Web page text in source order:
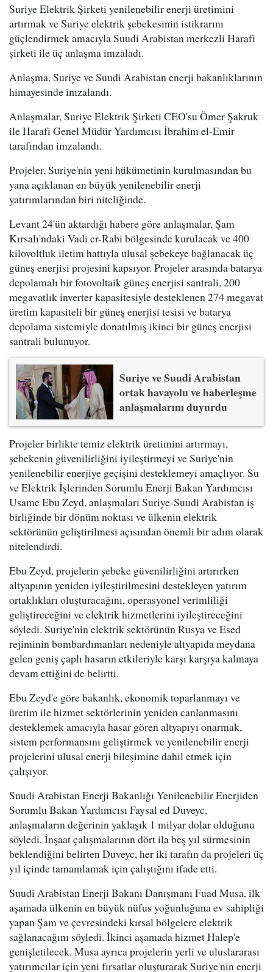
Suriye Elektrik Şirketi yenilenebilir enerji üretimini
artırmak ve Suriye elektrik şebekesinin istikrarını
güçlendirmek amacıyla Suudi Arabistan merkezli Harafi
şirketi ile üç anlaşma imzaladı.
Anlaşma, Suriye ve Suudi Arabistan enerji bakanlıklarının
himayesinde imzalandı.
Anlaşmalar, Suriye Elektrik Şirketi CEO'su Ömer Şakruk
ile Harafi Genel Müdür Yardımcısı İbrahim el-Emir
tarafından imzalandı.
Projeler, Suriye'nin yeni hükümetinin kurulmasından bu
yana açıklanan en büyük yenilenebilir enerji
yatırımlarından biri niteliğinde.
Levant 24'ün aktardığı habere göre anlaşmalar, Şam
Kırsalı'ndaki Vadi er-Rabi bölgesinde kurulacak ve 400
kilovoltluk iletim hattıyla ulusal şebekeye bağlanacak üç
güneş enerjisi projesini kapsıyor. Projeler arasında batarya
depolamalı bir fotovoltaik güneş enerjisi santrali, 200
megavatlık inverter kapasitesiyle desteklenen 274 megavat
üretim kapasiteli bir güneş enerjisi tesisi ve batarya
depolama sistemiyle donatılmış ikinci bir güneş enerjisi
santrali bulunuyor.
Suriye ve Suudi Arabistan
ortak havayolu ve haberleşme
anlaşmalarını duyurdu
Projeler birlikte temiz elektrik üretimini artırmayı,
şebekenin güvenilirliğini iyileştirmeyi ve Suriye'nin
yenilenebilir enerjiye geçişini desteklemeyi amaçlıyor. Su
ve Elektrik İşlerinden Sorumlu Enerji Bakan Yardımcısı
Usame Ebu Zeyd, anlaşmaları Suriye-Suudi Arabistan iş
birliğinde bir dönüm noktası ve ülkenin elektrik
sektörünün geliştirilmesi açısından önemli bir adım olarak
nitelendirdi.
Ebu Zeyd, projelerin şebeke güvenilirliğini artırırken
altyapının yeniden iyileştirilmesini destekleyen yatırım
ortaklıkları oluşturacağını, operasyonel verimliliği
geliştireceğini ve elektrik hizmetlerini iyileştireceğini
söyledi. Suriye'nin elektrik sektörünün Rusya ve Esed
rejiminin bombardımanları nedeniyle altyapıda meydana
gelen geniş çaplı hasarın etkileriyle karşı karşıya kalmaya
devam ettiğini de belirtti.
Ebu Zeyd'e göre bakanlık, ekonomik toparlanmayı ve
üretim ile hizmet sektörlerinin yeniden canlanmasını
desteklemek amacıyla hasar gören altyapıyı onarmak,
sistem performansını geliştirmek ve yenilenebilir enerji
projelerini ulusal enerji bileşimine dahil etmek için
çalışıyor.
Suudi Arabistan Enerji Bakanlığı Yenilenebilir Enerjiden
Sorumlu Bakan Yardımcısı Faysal ed Duveyc,
anlaşmaların değerinin yaklaşık 1 milyar dolar olduğunu
söyledi. İnşaat çalışmalarının dört ila beş yıl sürmesinin
beklendiğini belirten Duveyc, her iki tarafın da projeleri üç
yıl içinde tamamlamak için çalıştığını ifade etti.
Suudi Arabistan Enerji Bakanı Danışmanı Fuad Musa, ilk
aşamada ülkenin en büyük nüfus yoğunluğuna ev sahipliği
yapan Şam ve çevresindeki kırsal bölgelere elektrik
sağlanacağını söyledi. İkinci aşamada hizmet Halep'e
genişletilecek. Musa ayrıca projelerin yerli ve uluslararası
yatırımcılar için yeni fırsatlar oluşturarak Suriye'nin enerji